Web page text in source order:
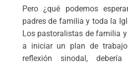
Pero ¿qué podemos
padres de familia y toda la
Los pastoralistas de familia
a iniciar un plan de
reflexión sinodal,